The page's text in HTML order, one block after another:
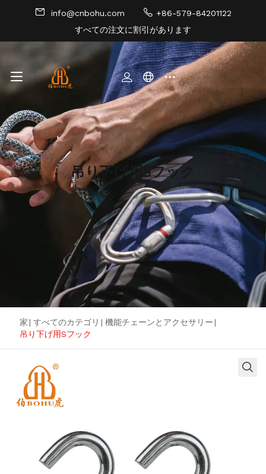
info@cnbohu.com
+86-579-84201122
すべての注文に割引があります
サイトマップ
吊り下げ用Sフック
家| すべてのカテゴリ | 機能チェーンとアクセサリー|
吊り下げ用Sフック